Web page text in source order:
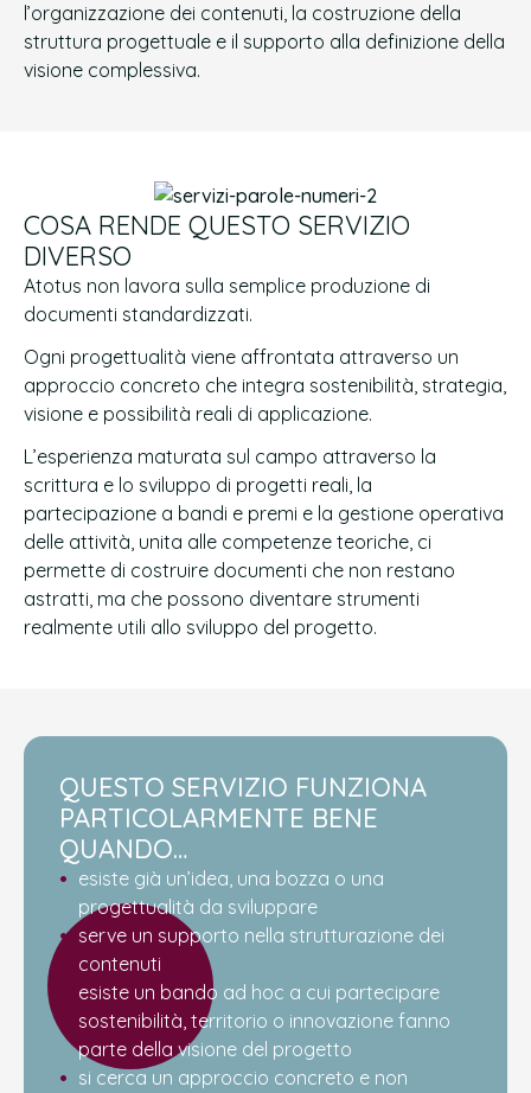
l’organizzazione dei contenuti, la costruzione della
struttura progettuale e il supporto alla definizione della
visione complessiva.
COSA RENDE QUESTO SERVIZIO
DIVERSO
Atotus non lavora sulla semplice produzione di
documenti standardizzati.
Ogni progettualità viene affrontata attraverso un
approccio concreto che integra sostenibilità, strategia,
visione e possibilità reali di applicazione.
L’esperienza maturata sul campo attraverso la
scrittura e lo sviluppo di progetti reali, la
partecipazione a bandi e premi e la gestione operativa
delle attività, unita alle competenze teoriche, ci
permette di costruire documenti che non restano
astratti, ma che possono diventare strumenti
realmente utili allo sviluppo del progetto.
QUESTO SERVIZIO FUNZIONA
PARTICOLARMENTE BENE
QUANDO…
esiste già un’idea, una bozza o una
progettualità da sviluppare
serve un supporto nella strutturazione dei
contenuti
esiste un bando ad hoc a cui partecipare
sostenibilità, territorio o innovazione fanno
parte della visione del progetto
si cerca un approccio concreto e non